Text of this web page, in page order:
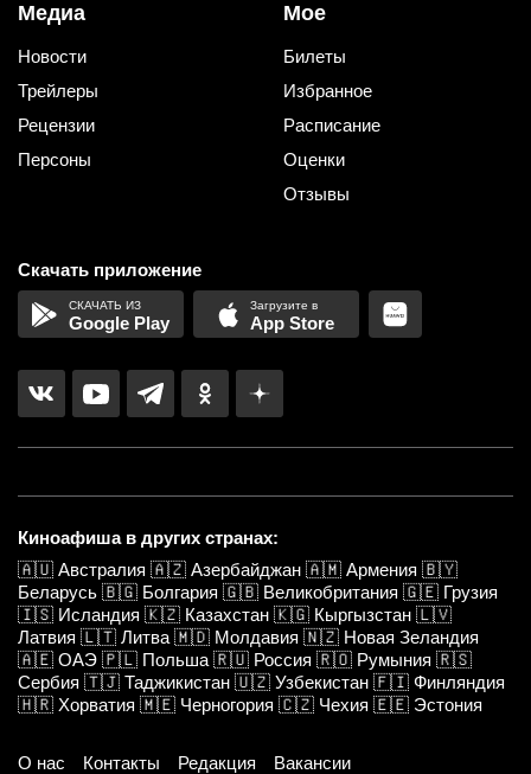
Медиа
Новости
Трейлеры
Рецензии
Персоны
Мое
Билеты
Избранное
Расписание
Оценки
Отзывы
Скачать приложение
Google Play App Store
Киноафиша в других странах:
🇦🇺 Австралия 🇦🇿 Азербайджан 🇦🇲 Армения 🇧🇾
Беларусь 🇧🇬 Болгария 🇬🇧 Великобритания 🇬🇪 Грузия
🇮🇸 Исландия 🇰🇿 Казахстан 🇰🇬 Кыргызстан 🇱🇻
Латвия 🇱🇹 Литва 🇲🇩 Молдавия 🇳🇿 Новая Зеландия
🇦🇪 ОАЭ 🇵🇱 Польша 🇷🇺 Россия 🇷🇴 Румыния 🇷🇸
Сербия 🇹🇯 Таджикистан 🇺🇿 Узбекистан 🇫🇮 Финляндия
🇭🇷 Хорватия 🇲🇪 Черногория 🇨🇿 Чехия 🇪🇪 Эстония
О нас Контакты Редакция Вакансии